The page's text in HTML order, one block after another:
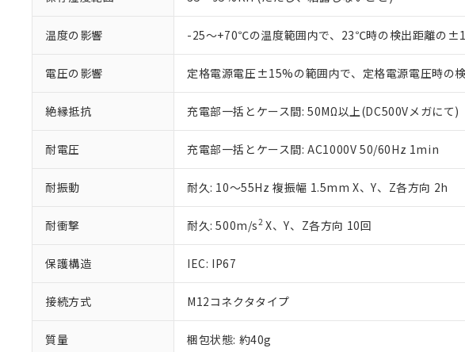
温度の影響 -25～+70℃の温度範囲内で、23℃時の検出距離の
電圧の影響 定格電源電圧±15%の範囲内で、定格電源電圧時の
絶縁抵抗 充電部一括とケース間: 50MΩ以上(DC500Vメガにて)
耐電圧 充電部一括とケース間: AC1000V 50/60Hz 1min
耐振動 耐久: 10～55Hz 複振幅 1.5mm X、Y、Z各方向 2h
耐衝撃 耐久: 500m/s2X、Y、Z各方向 10回
保護構造 IEC: IP67
接続方式 M12コネクタタイプ
質量 梱包状態: 約40g
さい。
※当社の共同利用者とは、"個人情
いる法人を指します。
下記の非含有証明書をダウンロードす
EU RoHS指令（10物質）の非含有証明
51物質の非含有証明書（当社基準）
※本証明書は発行日時点で非含有を証明
また、RoHS指令のフタル酸エステル
混在することから備考欄に対応日を記載
り割愛しております。